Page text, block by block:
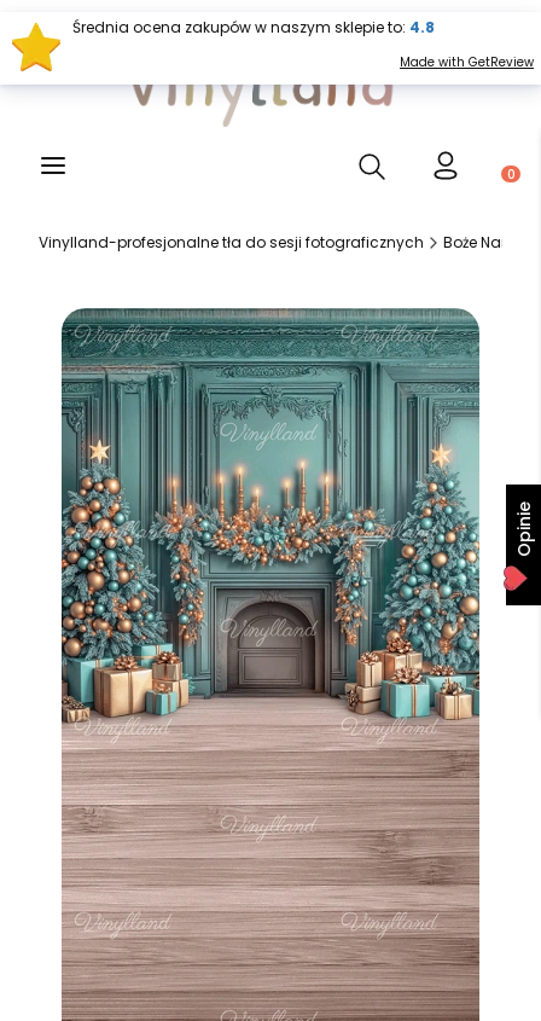
Otwórz
Vinylland-profesjonalne tła do sesji fotograficznych Boże
Opinie
Średnia ocena zakupów w naszym sklepie to: 4.8
Made with GetReview